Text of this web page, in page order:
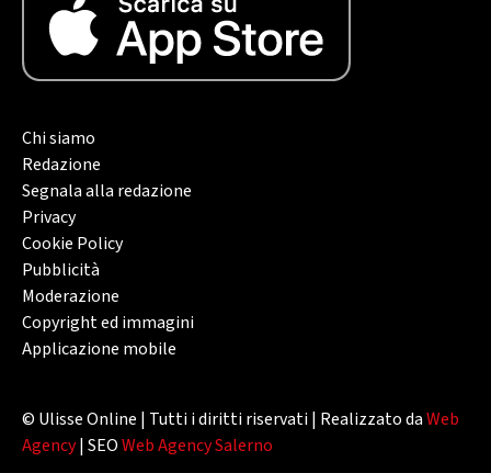
Chi siamo
Redazione
Segnala alla redazione
Privacy
Cookie Policy
Pubblicità
Moderazione
Copyright ed immagini
Applicazione mobile
© Ulisse Online | Tutti i diritti riservati | Realizzato daWeb
Agency| SEOWeb Agency Salerno